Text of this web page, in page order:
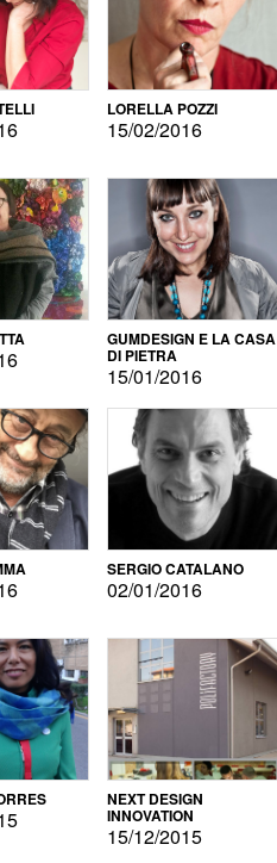
LORELLA POZZI
15/02/2016
GUMDESIGN E LA CASA
DI PIETRA
15/01/2016
SERGIO CATALANO
02/01/2016
NEXT DESIGN
INNOVATION
15/12/2015